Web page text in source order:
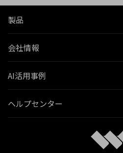
製品
会社情報
AI活用事例
ヘルプセンター